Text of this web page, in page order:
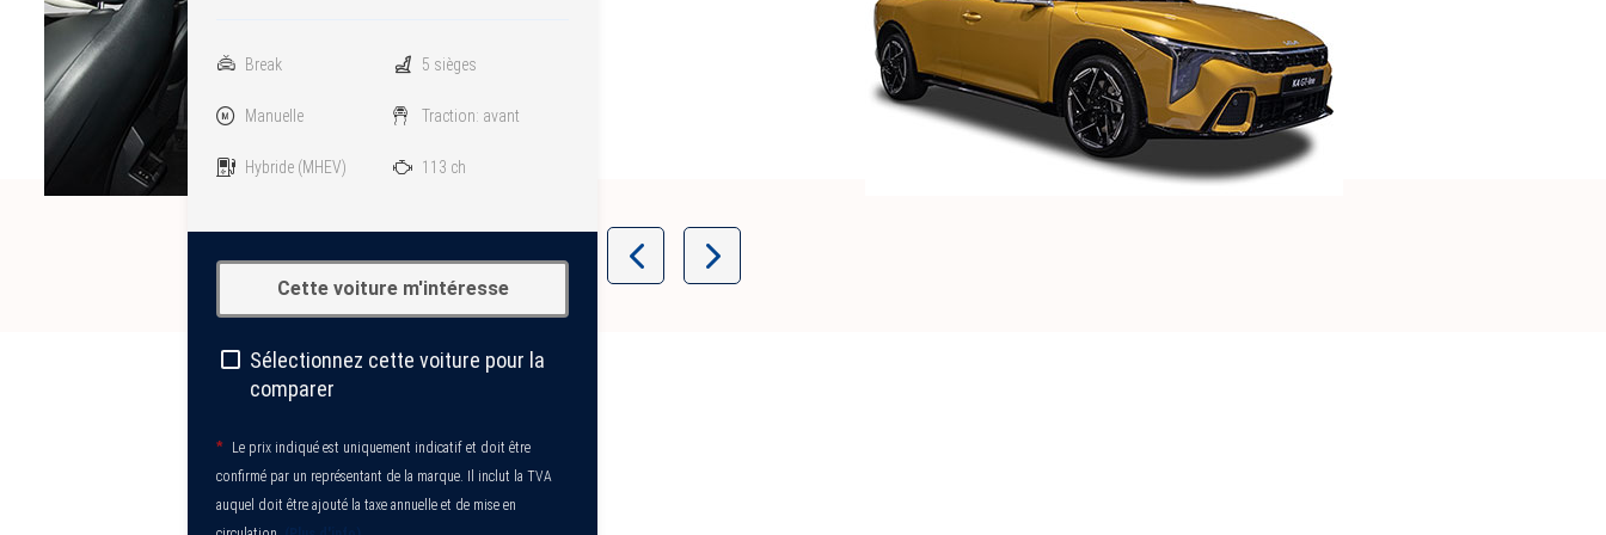
Break
Manuelle
Hybride (MHEV)
5 sièges
Traction: avant
113 ch
Cette voiture m'intéresse
Sélectionnez cette voiture pour la
comparer
*
Le prix indiqué est uniquement indicatif et doit être
confirmé par un représentant de la marque. Il inclut la TVA
auquel doit être ajouté la taxe annuelle et de mise en
of